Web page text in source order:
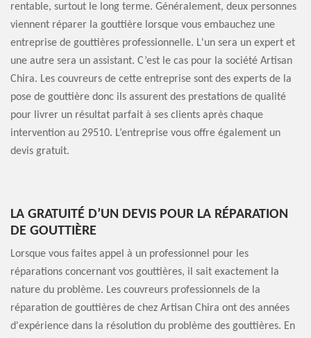
rentable, surtout le long terme. Généralement, deux personnes
viennent réparer la gouttière lorsque vous embauchez une
entreprise de gouttières professionnelle. L'un sera un expert et
une autre sera un assistant. C’est le cas pour la société Artisan
Chira. Les couvreurs de cette entreprise sont des experts de la
pose de gouttière donc ils assurent des prestations de qualité
pour livrer un résultat parfait à ses clients après chaque
intervention au 29510. L’entreprise vous offre également un
devis gratuit.
LA GRATUITÉ D’UN DEVIS POUR LA RÉPARATION
DE GOUTTIÈRE
Lorsque vous faites appel à un professionnel pour les
réparations concernant vos gouttières, il sait exactement la
nature du problème. Les couvreurs professionnels de la
réparation de gouttières de chez Artisan Chira ont des années
d'expérience dans la résolution du problème des gouttières. En